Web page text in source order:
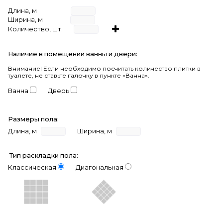
Длина, м
Ширина, м
Количество, шт.
Наличие в помещении ванны и двери:
Внимание! Если необходимо посчитать количество плитки в
туалете, не ставьте галочку в пункте «Ванна».
Ванна Дверь
Размеры пола:
Длина, м
Ширина, м
Тип раскладки пола:
Классическая
Диагональная